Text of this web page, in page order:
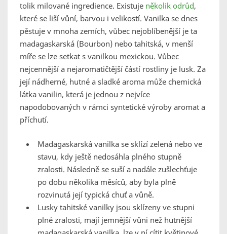
tolik milované ingredience. Existuje několik odrůd,
které se liší vůní, barvou i velikostí. Vanilka se dnes
pěstuje v mnoha zemích, vůbec nejoblíbenější je ta
madagaskarská (Bourbon) nebo tahitská, v menší
míře se lze setkat s vanilkou mexickou. Vůbec
nejcennější a nejaromatičtější částí rostliny je lusk. Za
její nádherné, hutné a sladké aroma může chemická
látka vanilin, která je jednou z nejvíce
napodobovaných v rámci syntetické výroby aromat a
příchutí.
Madagaskarská vanilka se sklízí zelená nebo ve
stavu, kdy ještě nedosáhla plného stupně
zralosti. Následně se suší a nadále zušlechťuje
po dobu několika měsíců, aby byla plně
rozvinutá její typická chuť a vůně.
Lusky tahitské vanilky jsou sklízeny ve stupni
plné zralosti, mají jemnější vůni než hutnější